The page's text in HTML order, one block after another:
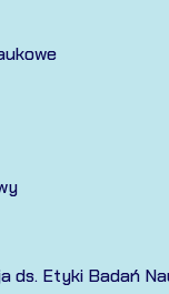
ds. Etyki Badań